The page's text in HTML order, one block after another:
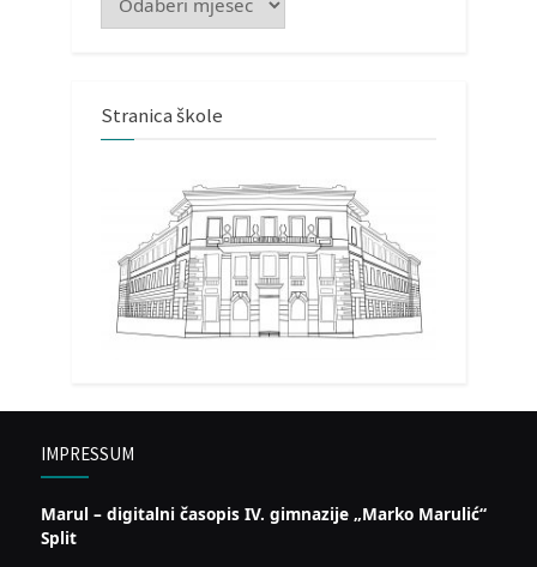
Stranica škole
IMPRESSUM
Marul – digitalni časopis IV. gimnazije „Marko Marulić“
Split